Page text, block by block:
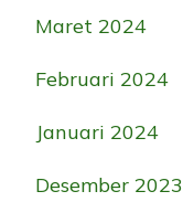
Maret 2024
Februari 2024
Januari 2024
Desember 2023